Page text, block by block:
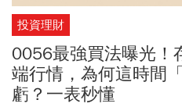
投資理財
0056最強買法曝光！
端行情，為何這時間
虧？一表秒懂